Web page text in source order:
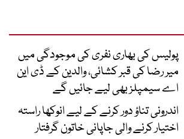
پولیس کی بھاری نفری کی موجودگی میں
میر رضا کی قبر کشائی، والدین کے ڈی این
اے سیمپلز بھی لیے جائیں گے
اندرونی تناؤ دور کرنے کے لیے انوکھا راستہ
اختیار کرنے والی جاپانی خاتون گرفتار